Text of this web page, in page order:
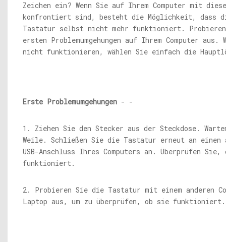
Zeichen ein? Wenn Sie auf Ihrem Computer mit
konfrontiert sind, besteht die Möglichkeit, dass
Tastatur selbst nicht mehr funktioniert.
ersten Problemumgehungen auf Ihrem Computer aus.
nicht funktionieren, wählen Sie einfach die
Erste Problemumgehungen - -
1. Ziehen Sie den Stecker aus der Steckdose.
Weile. Schließen Sie die Tastatur erneut an einen
USB-Anschluss Ihres Computers an. Überprüfen Sie,
funktioniert.
2. Probieren Sie die Tastatur mit einem anderen
Laptop aus, um zu überprüfen, ob sie funktioniert.